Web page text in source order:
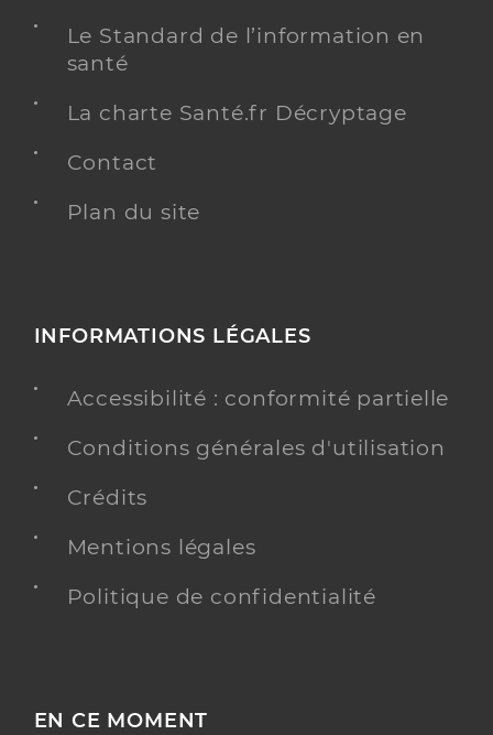
Le Standard de l’information en
santé
La charte Santé.fr Décryptage
Contact
Plan du site
INFORMATIONS LÉGALES
Accessibilité : conformité partielle
Conditions générales d'utilisation
Crédits
Mentions légales
Politique de confidentialité
EN CE MOMENT